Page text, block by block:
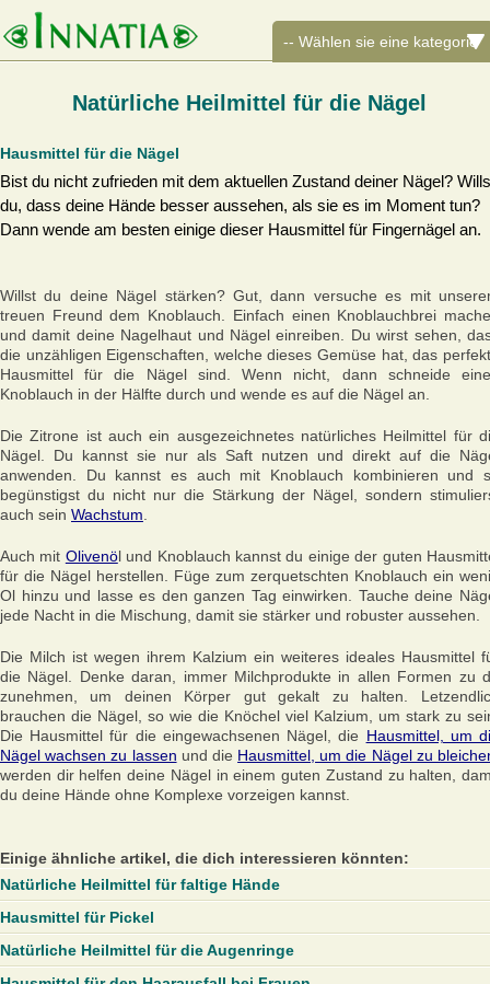
Natürliche Heilmittel für die Nägel
Hausmittel für die Nägel
Bist du nicht zufrieden mit dem aktuellen Zustand deiner Nägel?
du, dass deine Hände besser aussehen, als sie es im Moment tun?
Dann wende am besten einige dieser Hausmittel für Fingernägel an.
Willst du deine Nägel stärken? Gut, dann versuche es mit
treuen Freund dem Knoblauch. Einfach einen Knoblauchbrei
und damit deine Nagelhaut und Nägel einreiben. Du wirst sehen,
die unzähligen Eigenschaften, welche dieses Gemüse hat, das
Hausmittel für die Nägel sind. Wenn nicht, dann schneide
Knoblauch in der Hälfte durch und wende es auf die Nägel an.
Die Zitrone ist auch ein ausgezeichnetes natürliches Heilmittel für
Nägel. Du kannst sie nur als Saft nutzen und direkt auf die
anwenden. Du kannst es auch mit Knoblauch kombinieren und
begünstigst du nicht nur die Stärkung der Nägel, sondern
auch sein Wachstum
Auch mit Olivenöl und Knoblauch kannst du einige der guten
für die Nägel herstellen. Füge zum zerquetschten Knoblauch ein
Ol hinzu und lasse es den ganzen Tag einwirken. Tauche deine
jede Nacht in die Mischung, damit sie stärker und robuster aussehen.
Die Milch ist wegen ihrem Kalzium ein weiteres ideales Hausmittel
die Nägel. Denke daran, immer Milchprodukte in allen Formen zu
zunehmen, um deinen Körper gut gekalt zu halten.
brauchen die Nägel, so wie die Knöchel viel Kalzium, um stark zu
Die Hausmittel für die eingewachsenen Nägel, die Hausmittel, um
Nägel wachsen zu lassen und die Hausmittel, um die Nägel zu
werden dir helfen deine Nägel in einem guten Zustand zu halten,
du deine Hände ohne Komplexe vorzeigen kannst.
Einige ähnliche artikel, die dich interessieren könnten:
Natürliche Heilmittel für faltige Hände
Hausmittel für Pickel
Natürliche Heilmittel für die Augenringe